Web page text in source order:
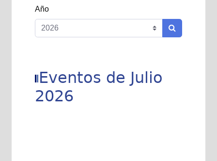
Año
Eventos de Julio
2026